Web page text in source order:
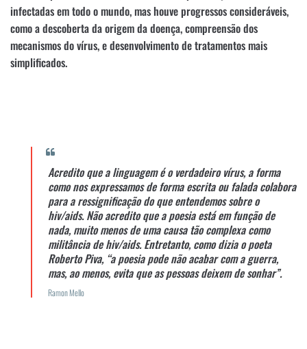
infectadas em todo o mundo, mas houve progressos consideráveis,
como a descoberta da origem da doença, compreensão dos
mecanismos do vírus, e desenvolvimento de tratamentos mais
simplificados.
Acredito que a linguagem é o verdadeiro vírus, a forma
como nos expressamos de forma escrita ou falada colabora
para a ressignificação do que entendemos sobre o
hiv/aids. Não acredito que a poesia está em função de
nada, muito menos de uma causa tão complexa como
militância de hiv/aids. Entretanto, como dizia o poeta
Roberto Piva, “a poesia pode não acabar com a guerra,
mas, ao menos, evita que as pessoas deixem de sonhar”.
Ramon Mello